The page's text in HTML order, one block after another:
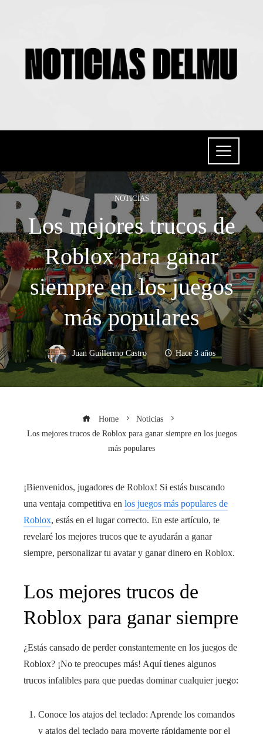
NOTICIAS
Los mejores trucos de
Roblox para ganar
siempre en los juegos
más populares
Juan Guillermo Castro Hace 3 años
Home
Noticias
Los mejores trucos de Roblox para ganar siempre en los juegos
más populares
¡Bienvenidos, jugadores de Roblox! Si estás buscando
una ventaja competitiva en los juegos más populares de
Roblox, estás en el lugar correcto. En este artículo, te
revelaré los mejores trucos que te ayudarán a ganar
siempre, personalizar tu avatar y ganar dinero en Roblox.
Los mejores trucos de
Roblox para ganar siempre
¿Estás cansado de perder constantemente en los juegos de
Roblox? ¡No te preocupes más! Aquí tienes algunos
trucos infalibles para que puedas dominar cualquier juego:
Conoce los atajos del teclado: Aprende los comandos
y atajos del teclado para moverte rápidamente por el